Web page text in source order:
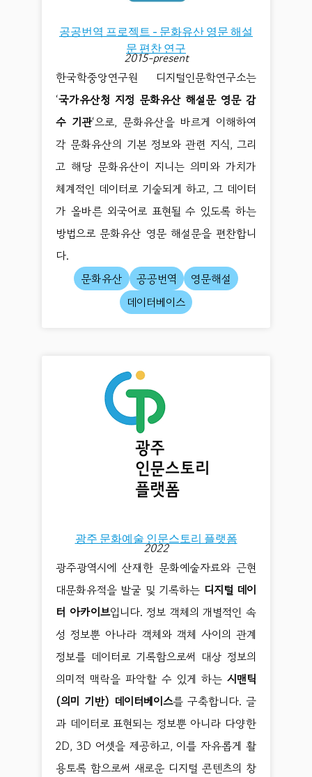
공공번역 프로젝트 - 문화유산 영문 해설
문 편찬 연구
2015-present
한국학중앙연구원 디지털인문학연구소는
‘국가유산청 지정 문화유산 해설문 영문 감
수 기관‘으로, 문화유산을 바르게 이해하여
각 문화유산의 기본 정보와 관련 지식, 그리
고 해당 문화유산이 지니는 의미와 가치가
체계적인 데이터로 기술되게 하고, 그 데이터
가 올바른 외국어로 표현될 수 있도록 하는
방법으로 문화유산 영문 해설문을 편찬합니
다.
문화유산
공공번역
영문해설
데이터베이스
광주 문화예술 인문스토리 플랫폼
2022
광주광역시에 산재한 문화예술자료와 근현
대문화유적을 발굴 및 기록하는 디지털 데이
터 아카이브입니다. 정보 객체의 개별적인 속
성 정보뿐 아나라 객체와 객체 사이의 관계
정보를 데이터로 기록함으로써 대상 정보의
의미적 맥락을 파악할 수 있게 하는 시맨틱
(의미 기반) 데이터베이스를 구축합니다. 글
과 데이터로 표현되는 정보뿐 아니라 다양한
2D, 3D 어셋을 제공하고, 이를 자유롭게 활
용토록 함으로써 새로운 디지털 콘텐츠의 창